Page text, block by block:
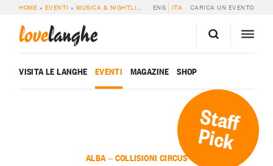
HOME » EVENTI »MUSICA & NIGHTLIFE CAPO D’ALBA
ENG ITA CARICA UN EVENTO
lovelanghe
VISITA LE LANGHE EVENTI MAGAZINE SHOP
Staff
Pick
ALBA — COLLISIONI CIRCUS